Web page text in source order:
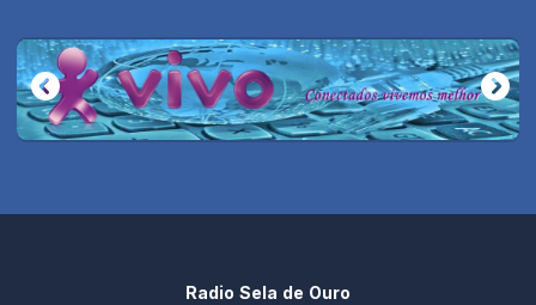
Radio Sela de Ouro